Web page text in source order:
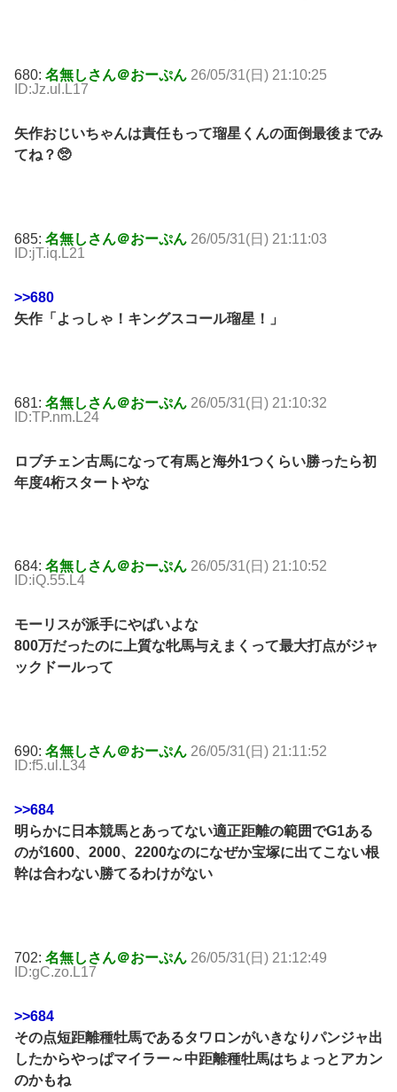
680: 名無しさん＠おーぷん 26/05/31(日) 21:10:25
ID:Jz.ul.L17
矢作おじいちゃんは責任もって瑠星くんの面倒最後までみ
てね？🥺
685: 名無しさん＠おーぷん 26/05/31(日) 21:11:03
ID:jT.iq.L21
>>680
矢作「よっしゃ！キングスコール瑠星！」
681: 名無しさん＠おーぷん 26/05/31(日) 21:10:32
ID:TP.nm.L24
ロブチェン古馬になって有馬と海外1つくらい勝ったら初
年度4桁スタートやな
684: 名無しさん＠おーぷん 26/05/31(日) 21:10:52
ID:iQ.55.L4
モーリスが派手にやばいよな
800万だったのに上質な牝馬与えまくって最大打点がジャ
ックドールって
690: 名無しさん＠おーぷん 26/05/31(日) 21:11:52
ID:f5.ul.L34
>>684
明らかに日本競馬とあってない適正距離の範囲でG1ある
のが1600、2000、2200なのになぜか宝塚に出てこない根
幹は合わない勝てるわけがない
702: 名無しさん＠おーぷん 26/05/31(日) 21:12:49
ID:gC.zo.L17
>>684
その点短距離種牡馬であるタワロンがいきなりパンジャ出
したからやっぱマイラー～中距離種牡馬はちょっとアカン
のかもね